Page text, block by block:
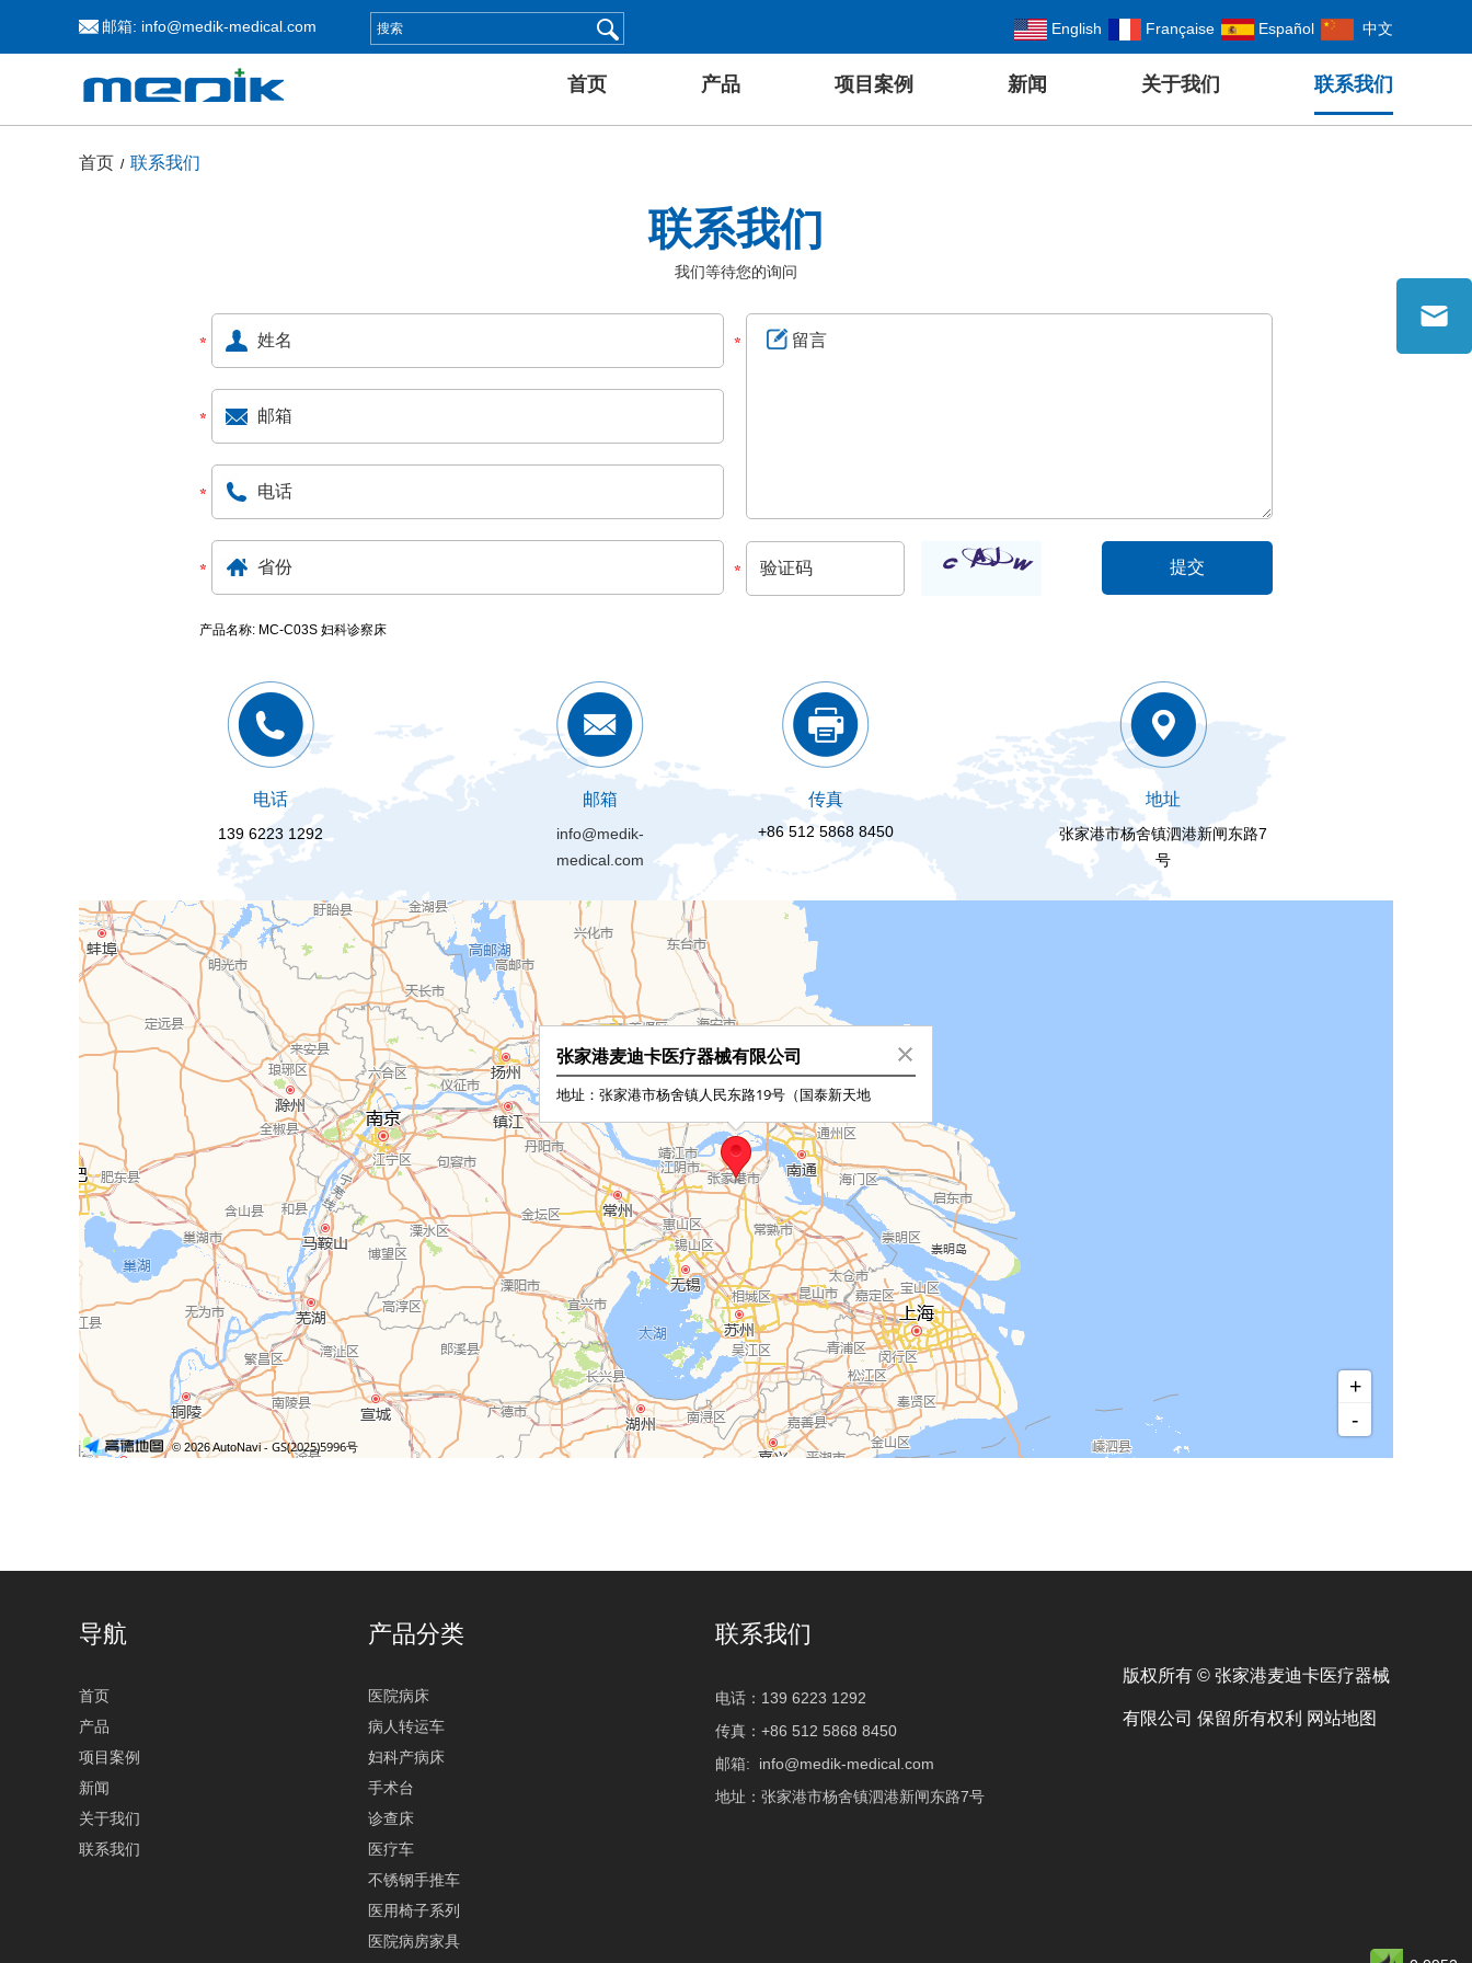
邮箱: info@medik-medical.com English Française Español 中文
首页 产品 项目案例 新闻 关于我们 联系我们
首页 / 联系我们
联系我们
我们等待您的询问
产品名称: MC-C03S 妇科诊察床
电话
139 6223 1292
邮箱
info@medik-
medical.com
传真
+86 512 5868 8450
地址
张家港市杨舍镇泗港新闸东路7
号
导航
首页
产品
项目案例
新闻
关于我们
联系我们
产品分类
医院病床
病人转运车
妇科产病床
手术台
诊查床
医疗车
不锈钢手推车
医用椅子系列
医院病房家具
联系我们
电话：139 6223 1292
传真：+86 512 5868 8450
邮箱: info@medik-medical.com
地址：张家港市杨舍镇泗港新闸东路7号
版权所有 © 张家港麦迪卡医疗器械
有限公司 保留所有权利 网站地图